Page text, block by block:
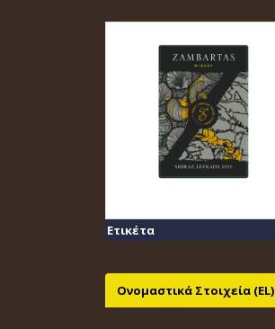
Ετικέτα
Ονομαστικά Στοιχεία (EL)